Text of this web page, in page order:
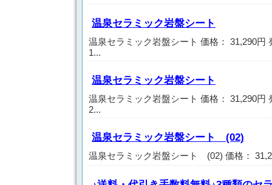
温泉セラミック岩盤シート
温泉セラミック岩盤シート 価格： 31,290円
1...
温泉セラミック岩盤シート
温泉セラミック岩盤シート 価格： 31,290円
2...
温泉セラミック岩盤シート (02)
温泉セラミック岩盤シート (02) 価格：